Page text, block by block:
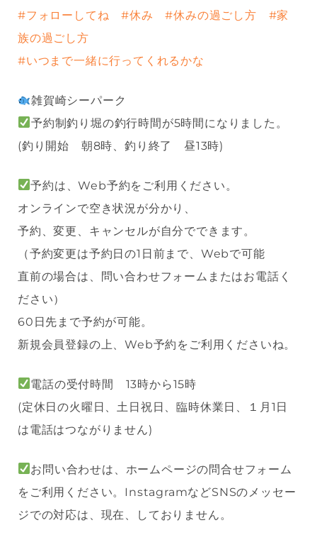
#フォローしてね
#休み #休みの過ごし方
#家
族の過ごし方
#いつまで一緒に行ってくれるかな
雑賀崎シーパーク
予約制釣り堀の釣行時間が5時間になりました。
(釣り開始 朝8時、釣り終了 昼13時)
予約は、Web予約をご利用ください。
オンラインで空き状況が分かり、
予約、変更、キャンセルが自分でできます。
（予約変更は予約日の1日前まで、Webで可能
直前の場合は、問い合わせフォームまたはお電話く
ださい）
60日先まで予約が可能。
新規会員登録の上、Web予約をご利用くださいね。
電話の受付時間 13時から15時
(定休日の火曜日、土日祝日、臨時休業日、１月1日
は電話はつながりません)
お問い合わせは、ホームページの問合せフォーム
をご利用ください。InstagramなどSNSのメッセー
ジでの対応は、現在、しておりません。